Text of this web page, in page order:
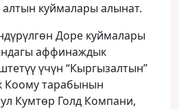
куймалары алынат.
Доре куймалары
аффинаждык
үчүн “Кыргызалтын”
Коому тарабынын
Кумтөр Голд Компани,